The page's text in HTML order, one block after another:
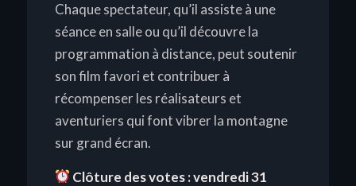
Chaque spectateur, qu’il assiste à une
séance en salle ou qu’il découvre la
programmation à distance, peut soutenir
son film favori et contribuer à
récompenser les réalisateurs et
aventuriers qui font vibrer la montagne
sur grand écran.
Clôture des votes : vendredi 31